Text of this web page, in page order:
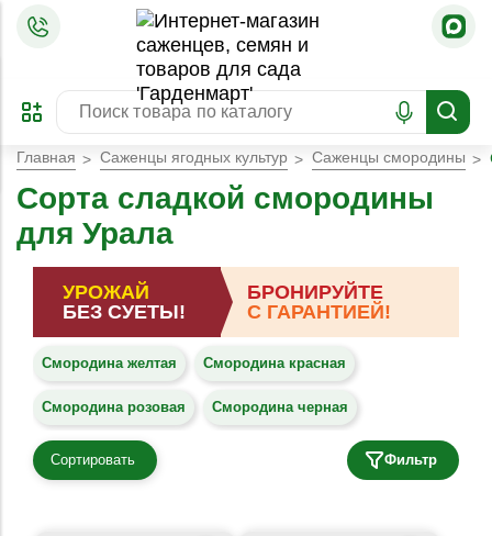
ПРЕДЗАКАЗ
ЗАБРОНИРОВАТЬ
ЛУЧШЕЕ
Главная Саженцы ягодных культур Саженцы смородины
Сорта сладкой смородины
для Урала
УРОЖАЙ
БЕЗ СУЕТЫ!
БРОНИРУЙТЕ
С ГАРАНТИЕЙ!
Смородина желтая Смородина красная
Смородина розовая Смородина черная
Сортировать Фильтр